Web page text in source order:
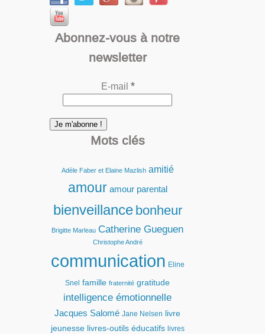
Abonnez-vous à notre
newsletter
E-mail *
Mots clés
Adèle Faber et Elaine Mazlish amitié
amour amour parental
bienveillance bonheur
Brigitte Marleau Catherine Gueguen
Christophe André
communication Eline
Snel famille fraternité gratitude
intelligence émotionnelle
Jacques Salomé Jane Nelsen
livre
jeunesse livres-outils éducatifs livres